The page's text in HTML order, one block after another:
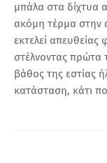
μπάλα στα δίχτυα
ακόμη τέρμα στην
εκτελεί
στέλνοντας πρώτα
βάθος της εστίας
κατάσταση, κάτι